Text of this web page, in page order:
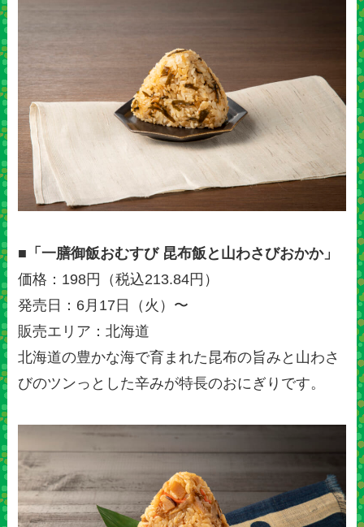
■「一膳御飯おむすび 昆布飯と山わさびおかか」
価格：198円（税込213.84円）
発売日：6月17日（火）〜
販売エリア：北海道
北海道の豊かな海で育まれた昆布の旨みと山わさ
びのツンっとした辛みが特長のおにぎりです。